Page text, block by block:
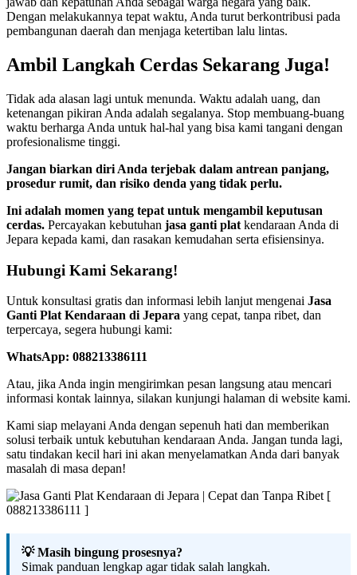
Dengan melakukannya tepat waktu, Anda turut berkontribusi pada
pembangunan daerah dan menjaga ketertiban lalu lintas.
Ambil Langkah Cerdas Sekarang Juga!
Tidak ada alasan lagi untuk menunda. Waktu adalah uang, dan
ketenangan pikiran Anda adalah segalanya. Stop membuang-buang
waktu berharga Anda untuk hal-hal yang bisa kami tangani dengan
profesionalisme tinggi.
Jangan biarkan diri Anda terjebak dalam antrean panjang,
prosedur rumit, dan risiko denda yang tidak perlu.
Ini adalah momen yang tepat untuk mengambil keputusan
cerdas. Percayakan kebutuhan jasa ganti plat kendaraan Anda di
Jepara kepada kami, dan rasakan kemudahan serta efisiensinya.
Hubungi Kami Sekarang!
Untuk konsultasi gratis dan informasi lebih lanjut mengenai Jasa
Ganti Plat Kendaraan di Jepara yang cepat, tanpa ribet, dan
terpercaya, segera hubungi kami:
WhatsApp: 088213386111
Atau, jika Anda ingin mengirimkan pesan langsung atau mencari
informasi kontak lainnya, silakan kunjungi halaman di website kami.
Kami siap melayani Anda dengan sepenuh hati dan memberikan
solusi terbaik untuk kebutuhan kendaraan Anda. Jangan tunda lagi,
satu tindakan kecil hari ini akan menyelamatkan Anda dari banyak
masalah di masa depan!
💡 Masih bingung prosesnya?
Simak panduan lengkap agar tidak salah langkah.